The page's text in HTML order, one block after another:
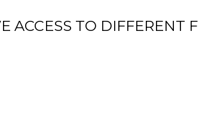
ACCESS TO DIFFERENT